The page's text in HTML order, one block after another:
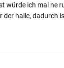
würde ich mal ne
der halle, dadurch